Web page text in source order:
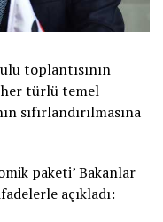
toplantısının
her türlü temel
sıfırlandırılmasına
paketi’ Bakanlar
açıkladı: